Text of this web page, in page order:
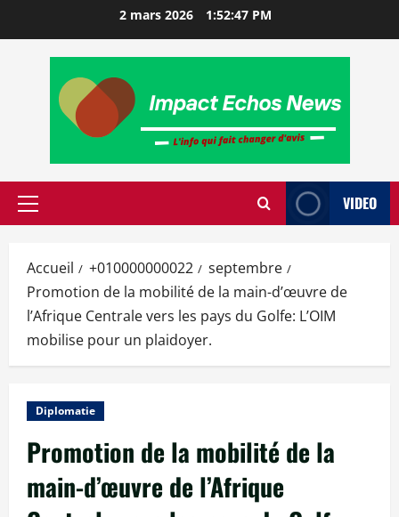
2 mars 2026 1:52:47 PM
VIDEO
Accueil +010000000022
septembre
Promotion de la mobilité de la main-d’œuvre de
l’Afrique Centrale vers les pays du Golfe: L’OIM
mobilise pour un plaidoyer.
Diplomatie
Promotion de la mobilité de la
main-d’œuvre de l’Afrique